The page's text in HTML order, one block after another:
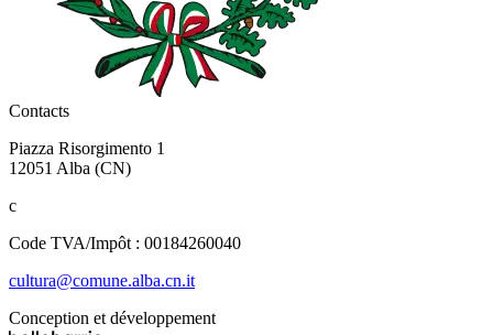
Contacts
Piazza Risorgimento 1
12051 Alba (CN)
c
Code TVA/Impôt : 00184260040
cultura@comune.alba.cn.it
Conception et développement